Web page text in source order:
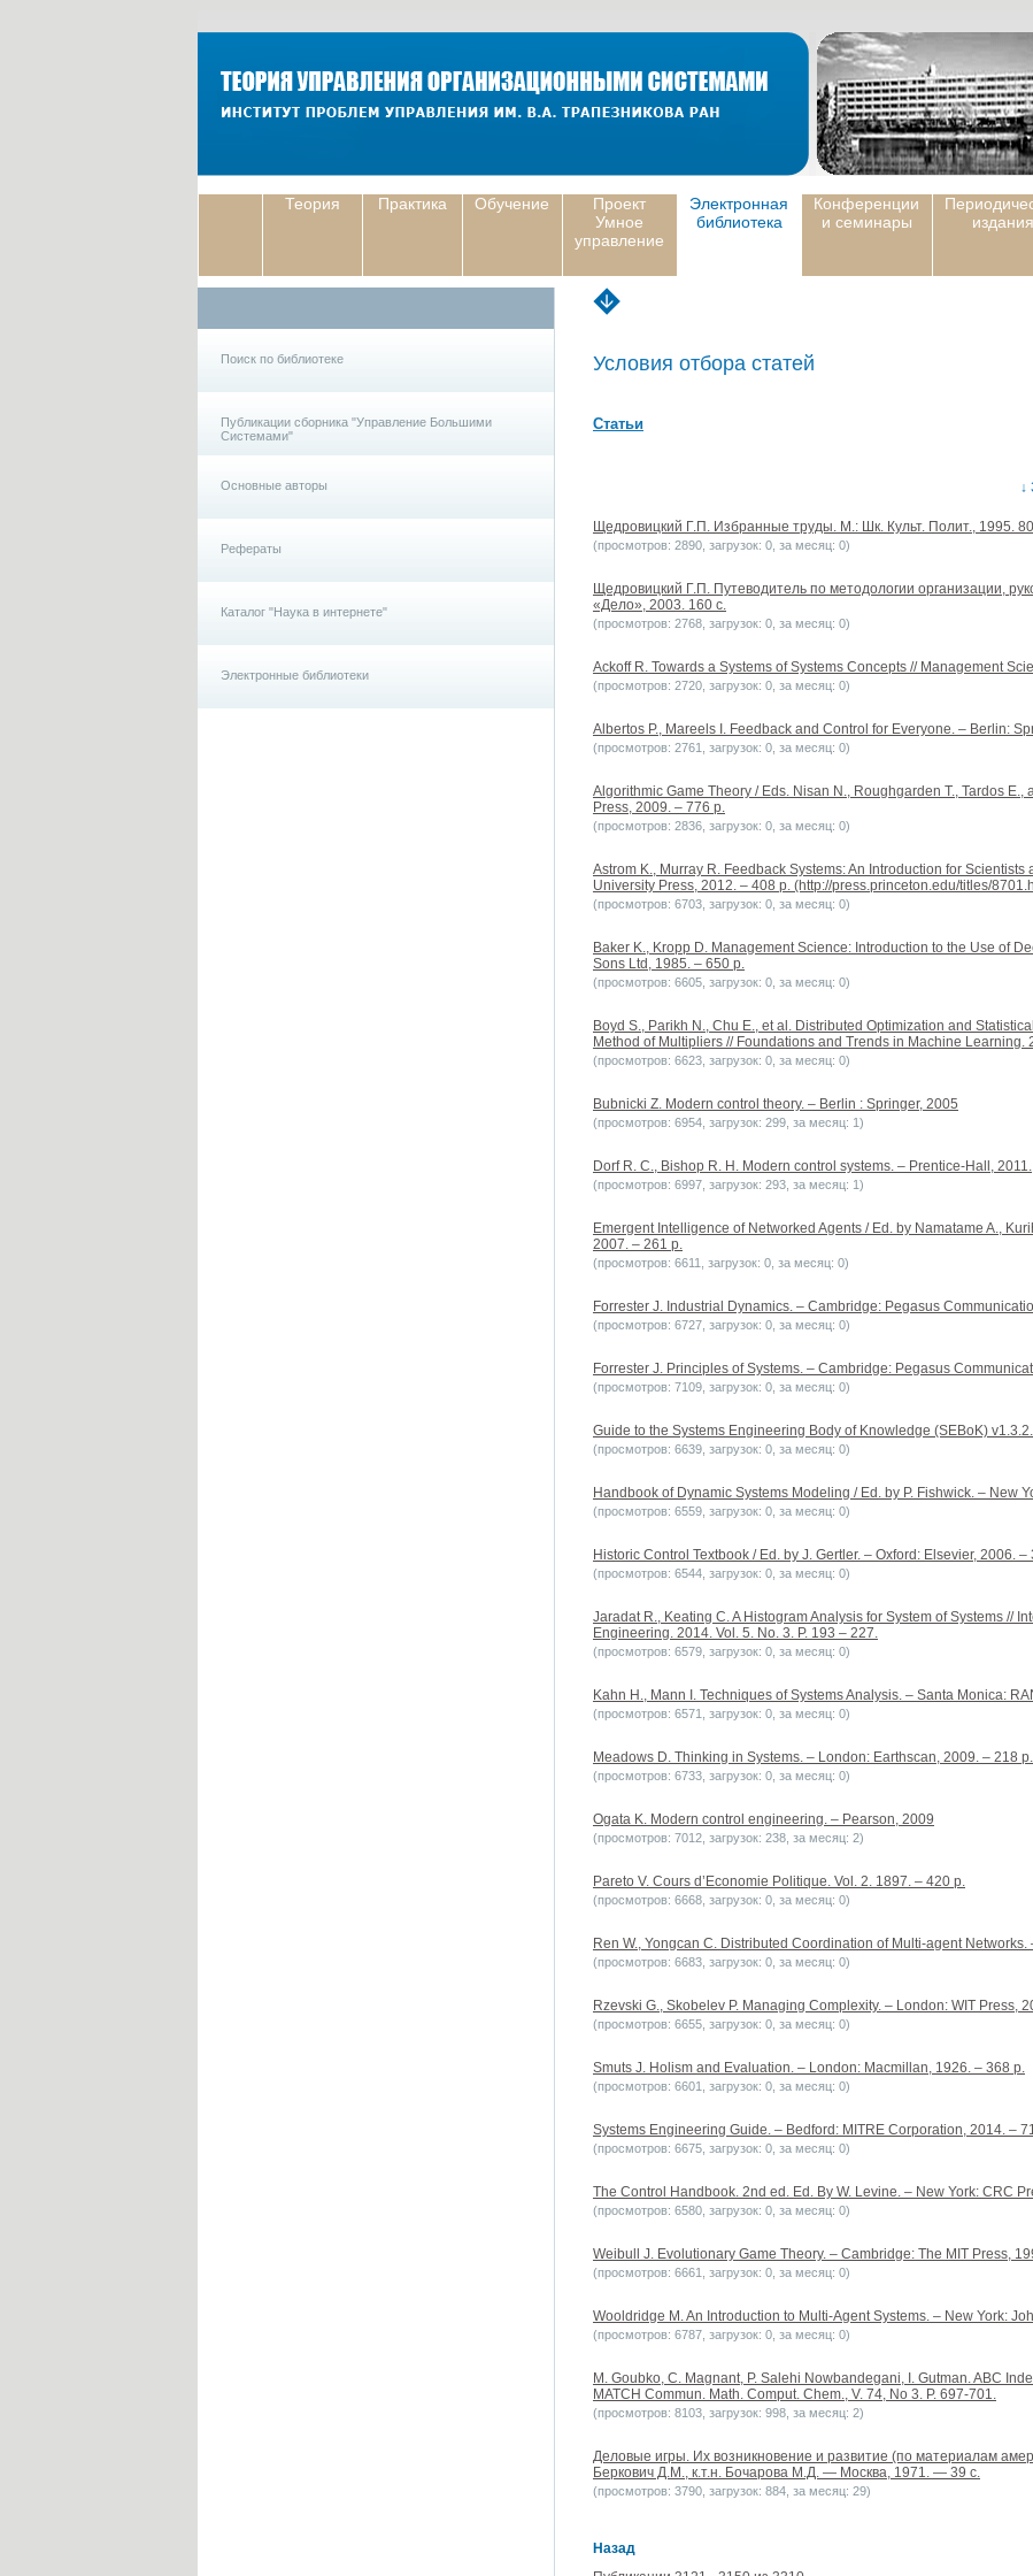
Теория Практика Обучение
Проект
Умное
управление
Электронная
библиотека
Конференции
и семинары
издания
Поиск по библиотеке
Публикации сборника "Управление Большими
Системами"
Основные авторы
Рефераты
Каталог "Наука в интернете"
Электронные библиотеки
Условия отбора статей
Статьи
↓
Щедровицкий Г.П. Избранные труды. М.: Шк. Культ. Полит., 1995.
(просмотров: 2890, загрузок: 0, за месяц: 0)
Щедровицкий Г.П. Путеводитель по методологии организации,
«Дело», 2003. 160 с.
(просмотров: 2768, загрузок: 0, за месяц: 0)
Ackoff R. Towards a Systems of Systems Concepts // Management
(просмотров: 2720, загрузок: 0, за месяц: 0)
Albertos P., Mareels I. Feedback and Control for Everyone. – Berlin:
(просмотров: 2761, загрузок: 0, за месяц: 0)
Algorithmic Game Theory / Eds. Nisan N., Roughgarden T., Tardos E.,
Press, 2009. – 776 p.
(просмотров: 2836, загрузок: 0, за месяц: 0)
Astrom K., Murray R. Feedback Systems: An Introduction for
University Press, 2012. – 408 p. (http://press.princeton.edu/titles/
(просмотров: 6703, загрузок: 0, за месяц: 0)
Baker K., Kropp D. Management Science: Introduction to the Use of
Sons Ltd, 1985. – 650 p.
(просмотров: 6605, загрузок: 0, за месяц: 0)
Boyd S., Parikh N., Chu E., et al. Distributed Optimization and
Method of Multipliers // Foundations and Trends in Machine Learning.
(просмотров: 6623, загрузок: 0, за месяц: 0)
Bubnicki Z. Modern control theory. – Berlin : Springer, 2005
(просмотров: 6954, загрузок: 299, за месяц: 1)
Dorf R. C., Bishop R. H. Modern control systems. – Prentice-Hall, 2011.
(просмотров: 6997, загрузок: 293, за месяц: 1)
Emergent Intelligence of Networked Agents / Ed. by Namatame A.,
2007. – 261 p.
(просмотров: 6611, загрузок: 0, за месяц: 0)
Forrester J. Industrial Dynamics. – Cambridge: Pegasus
(просмотров: 6727, загрузок: 0, за месяц: 0)
Forrester J. Principles of Systems. – Cambridge: Pegasus
(просмотров: 7109, загрузок: 0, за месяц: 0)
Guide to the Systems Engineering Body of Knowledge (SEBoK)
(просмотров: 6639, загрузок: 0, за месяц: 0)
Handbook of Dynamic Systems Modeling / Ed. by P. Fishwick. – New
(просмотров: 6559, загрузок: 0, за месяц: 0)
Historic Control Textbook / Ed. by J. Gertler. – Oxford: Elsevier, 2006. –
(просмотров: 6544, загрузок: 0, за месяц: 0)
Jaradat R., Keating C. A Histogram Analysis for System of Systems //
Engineering. 2014. Vol. 5. No. 3. P. 193 – 227.
(просмотров: 6579, загрузок: 0, за месяц: 0)
Kahn H., Mann I. Techniques of Systems Analysis. – Santa Monica:
(просмотров: 6571, загрузок: 0, за месяц: 0)
Meadows D. Thinking in Systems. – London: Earthscan, 2009. – 218 p.
(просмотров: 6733, загрузок: 0, за месяц: 0)
Ogata K. Modern control engineering. – Pearson, 2009
(просмотров: 7012, загрузок: 238, за месяц: 2)
Pareto V. Cours d’Economie Politique. Vol. 2. 1897. – 420 p.
(просмотров: 6668, загрузок: 0, за месяц: 0)
Ren W., Yongcan C. Distributed Coordination of Multi-agent
(просмотров: 6683, загрузок: 0, за месяц: 0)
Rzevski G., Skobelev P. Managing Complexity. – London: WIT Press,
(просмотров: 6655, загрузок: 0, за месяц: 0)
Smuts J. Holism and Evaluation. – London: Macmillan, 1926. – 368 p.
(просмотров: 6601, загрузок: 0, за месяц: 0)
Systems Engineering Guide. – Bedford: MITRE Corporation, 2014. –
(просмотров: 6675, загрузок: 0, за месяц: 0)
The Control Handbook. 2nd ed. Ed. By W. Levine. – New York: CRC
(просмотров: 6580, загрузок: 0, за месяц: 0)
Weibull J. Evolutionary Game Theory. – Cambridge: The MIT Press,
(просмотров: 6661, загрузок: 0, за месяц: 0)
Wooldridge M. An Introduction to Multi-Agent Systems. – New York:
(просмотров: 6787, загрузок: 0, за месяц: 0)
M. Goubko, C. Magnant, P. Salehi Nowbandegani, I. Gutman. ABC
MATCH Commun. Math. Comput. Chem., V. 74, No 3. P. 697-701.
(просмотров: 8103, загрузок: 998, за месяц: 2)
Деловые игры. Их возникновение и развитие (по материалам
Беркович Д.М., к.т.н. Бочарова М.Д. — Москва, 1971. — 39 с.
(просмотров: 3790, загрузок: 884, за месяц: 29)
Назад